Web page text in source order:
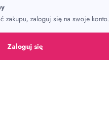
zakupu, zaloguj się na swoje konto.
Zaloguj się